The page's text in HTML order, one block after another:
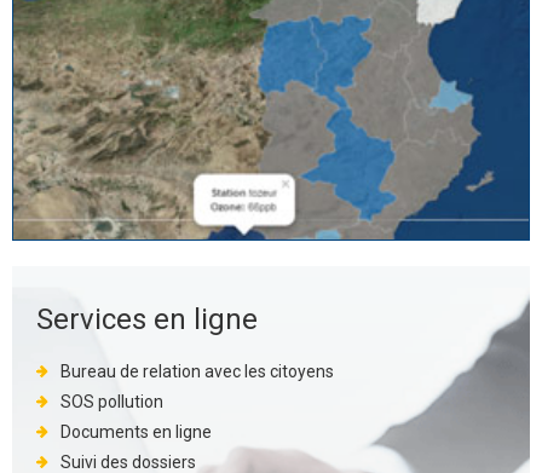
Services en ligne
Bureau de relation avec les citoyens
SOS pollution
Documents en ligne
Suivi des dossiers